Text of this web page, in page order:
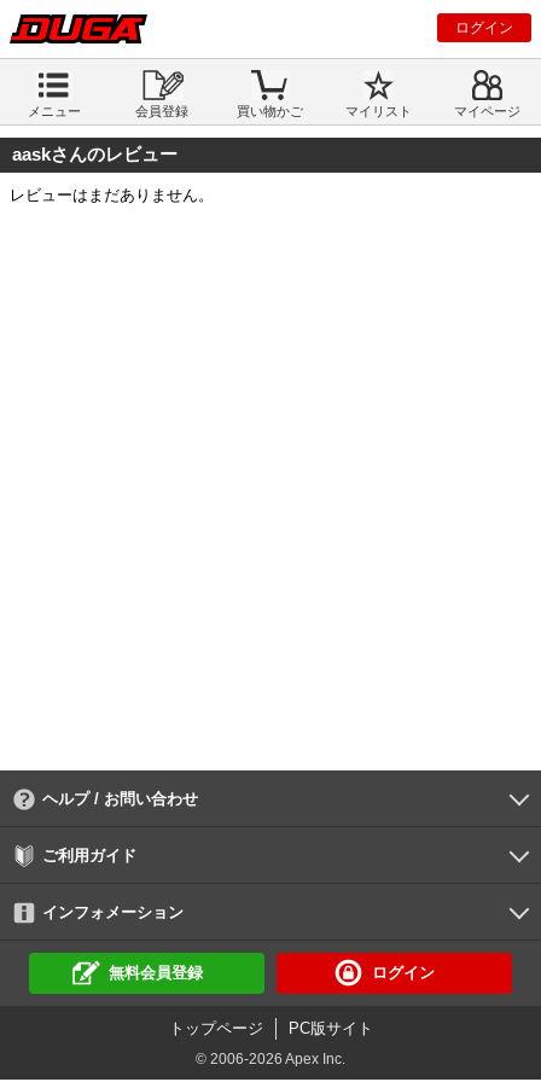
ログイン
メニュー 会員登録 買い物かご マイリスト マイページ
aaskさんのレビュー
レビューはまだありません。
ヘルプ / お問い合わせ
よくあるご質問
ご利用環境
お支払い方法
パスワードの再設定
サポートセンター
ご利用ガイド
初めての方へ
会員登録の手順
作品購入の手順
動画再生の手順
検索のヒント
DUGA Player
インフォメーション
DUGAからのお知らせ
デュガの歴史とあゆみ
利用規約
個人情報保護方針
特定商取引法
資金決済法
倫理基準
サイトマップ無料会員登録 ログイン
トップページ PC版サイト
© 2006-2026 Apex Inc.